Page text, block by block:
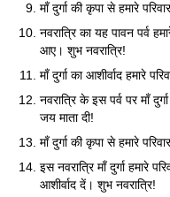
माँ दुर्गा की कृपा से हमारे
नवरात्रि का यह पावन पर्व
आए। शुभ नवरात्रि!
माँ दुर्गा का आशीर्वाद हमारे
नवरात्रि के इस पर्व पर माँ
जय माता दी!
माँ दुर्गा की कृपा से हमारे
इस नवरात्रि माँ दुर्गा हमारे
आशीर्वाद दें। शुभ नवरात्रि!